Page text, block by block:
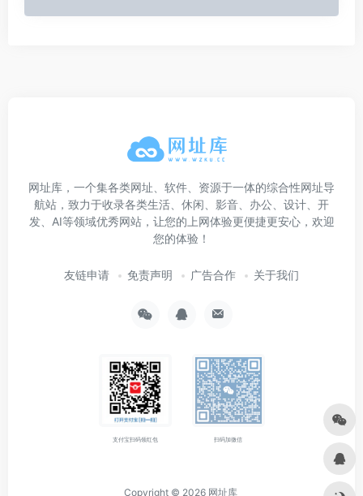
网址库，一个集各类网址、软件、资源于一体的综合性网址导
航站，致力于收录各类生活、休闲、影音、办公、设计、开
发、AI等领域优秀网站，让您的上网体验更便捷更安心，欢迎
您的体验！
友链申请 免责声明 广告合作 关于我们
支付宝扫码领红包 扫码加微信
Copyright © 2026 网址库